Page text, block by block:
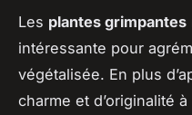
Les plantes grimpantes
intéressante pour
végétalisée. En plus
charme et d’originalité